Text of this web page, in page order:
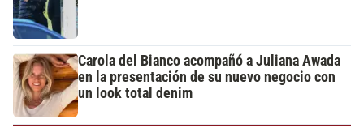
Carola del Bianco acompañó a Juliana Awada
en la presentación de su nuevo negocio con
un look total denim